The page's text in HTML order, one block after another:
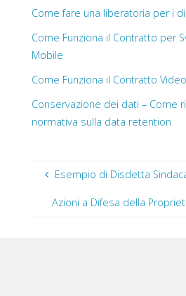
Come fare una liberatoria per i
Come Funziona il Contratto per
Mobile
Come Funziona il Contratto
Conservazione dei dati – Come
normativa sulla data retention
Esempio di Disdetta
Azioni a Difesa della